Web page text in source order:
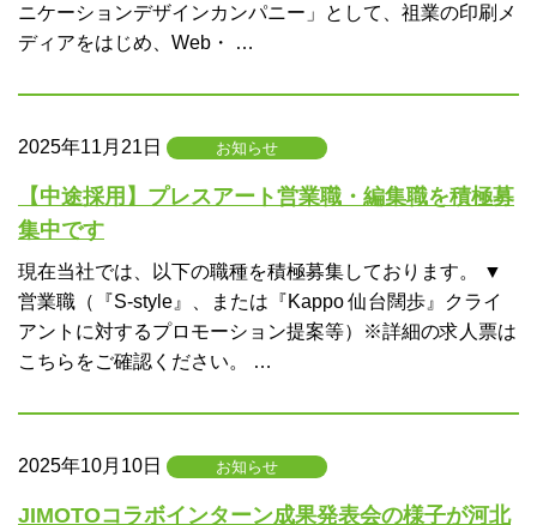
ニケーションデザインカンパニー」として、祖業の印刷メ
ディアをはじめ、Web・ …
2025年11月21日 お知らせ
【中途採用】プレスアート営業職・編集職を積極募
集中です
現在当社では、以下の職種を積極募集しております。 ▼
営業職（『S-style』、または『Kappo 仙台闊歩』クライ
アントに対するプロモーション提案等）※詳細の求人票は
こちらをご確認ください。 …
2025年10月10日 お知らせ
JIMOTOコラボインターン成果発表会の様子が河北